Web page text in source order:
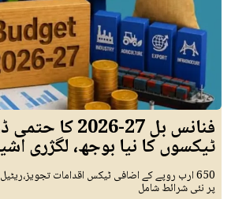
فنانس بل 27-
ٹیکسوں کا نیا بوجھ، لگژری
650 ارب روپے کے اضافی ٹیکس اقدامات
پر نئی شرائط شامل